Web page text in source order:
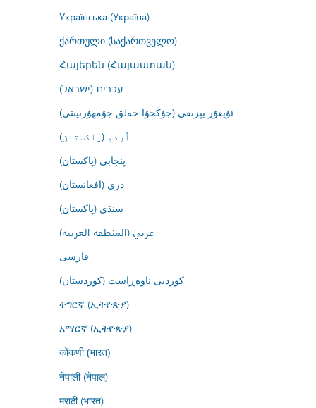
Українська (Україна)
ქართული (საქართველო)
Հայերեն (Հայաստան)
עברית (ישראל)
ئۇيغۇر يېزىقى (جۇڭخۇا خەلق جۇمھۇرىيىتى)
اُردو (پاکستان)
پنجابی (پاکستان)
درى (افغانستان)
سنڌي (پاکستان)
عربي (المنطقة العربية)
فارسى
کوردیی ناوەڕاست (کوردستان)
ትግርኛ (ኢትዮጵያ)
አማርኛ (ኢትዮጵያ)
कोंकणी (भारत)
नेपाली (नेपाल)
मराठी (भारत)